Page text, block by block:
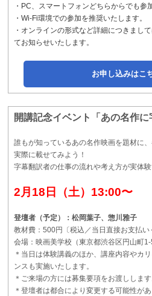
・ PC、スマートフォンどちらからでも参
・Wi-Fi環境での参加を推奨いたします。
・オンラインの形式など詳細につきまし
てお知らせいたします。
お申し込みはこ
開講記念イベント「あの名作に
誰もが知っているあの名作映画を題材に
実際に載せてみよう！
字幕翻訳者の仕事の流れや考え方が実体験
2月18日（土）13:00〜
登壇者（予定）：松岡葉子、惣川雅子
教材費：500円〔税込／当日直接お支払い
会場：映画美学校（東京都渋谷区円山町
＊当日は体験講義のほか、講座内容やカ
ンスも実施いたします。
＊ご来場の方には募集要項をお渡しします
＊登壇者は都合により変更する可能性があ